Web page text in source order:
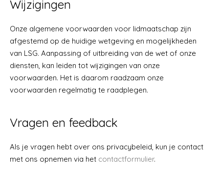
Wijzigingen
Onze algemene voorwaarden voor lidmaatschap zijn
afgestemd op de huidige wetgeving en mogelijkheden
van LSG. Aanpassing of uitbreiding van de wet of onze
diensten, kan leiden tot wijzigingen van onze
voorwaarden. Het is daarom raadzaam onze
voorwaarden regelmatig te raadplegen.
Vragen en feedback
Als je vragen hebt over ons privacybeleid, kun je contact
met ons opnemen via het contactformulier.